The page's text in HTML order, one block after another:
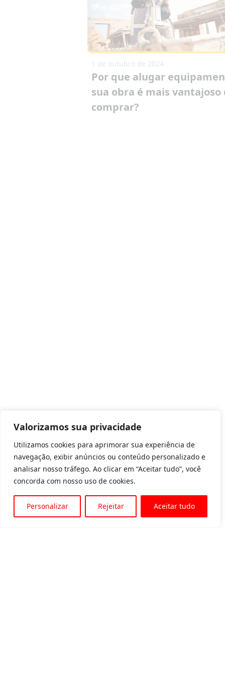
Valorizamos sua privacidade
Utilizamos cookies para aprimorar sua experiência de
navegação, exibir anúncios ou conteúdo personalizado e
analisar nosso tráfego. Ao clicar em “Aceitar tudo”, você
concorda com nosso uso de cookies.
Personalizar Rejeitar Aceitar tudo
1 de outubro de 2024
Por que alugar
sua obra é mais vantajoso
comprar?